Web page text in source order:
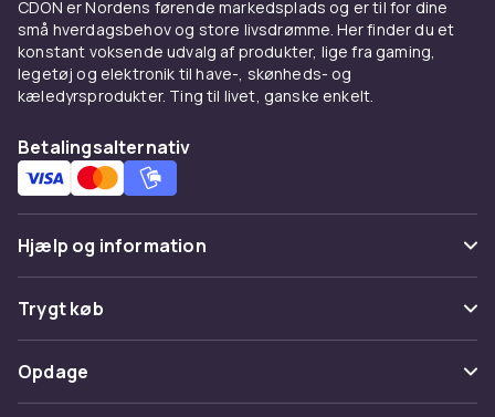
CDON er Nordens førende markedsplads og er til for dine
små hverdagsbehov og store livsdrømme. Her finder du et
konstant voksende udvalg af produkter, lige fra gaming,
legetøj og elektronik til have-, skønheds- og
kæledyrsprodukter. Ting til livet, ganske enkelt.
Betalingsalternativ
Hjælp og information
Ofte stillede spørgsmål
Spor pakke
Fortryd & returner her
Trygt køb
Betaling
Levering
Opdage